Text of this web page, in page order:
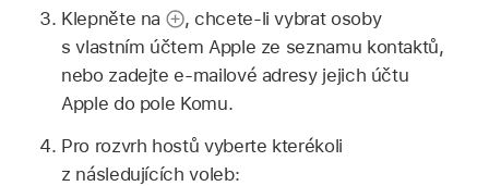
Klepněte na
, chcete‑li vybrat osoby
s vlastním účtem Apple ze seznamu kontaktů,
nebo zadejte e‑mailové adresy jejich účtu
Apple do pole Komu.
Pro rozvrh hostů vyberte kterékoli
z následujících voleb: